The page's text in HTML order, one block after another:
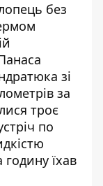
без
зі
за
троє
по
їхав